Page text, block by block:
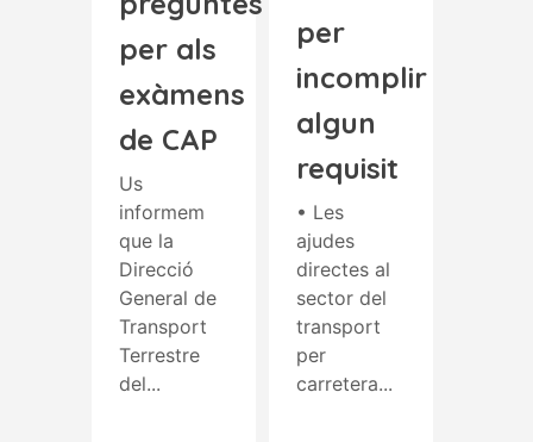
per als
exàmens
de CAP
Us
informem
que la
Direcció
General de
Transport
Terrestre
del...
per
incomplir
algun
requisit
• Les
ajudes
directes al
sector del
transport
per
carretera...